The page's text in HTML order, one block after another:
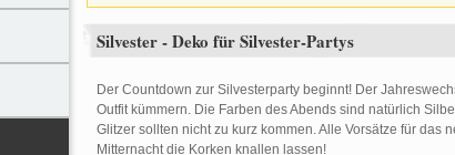
Silvester - Deko für Silvester-Partys
Der Countdown zur Silvesterparty beginnt! Der
Outfit kümmern. Die Farben des Abends sind natürlich
Glitzer sollten nicht zu kurz kommen. Alle Vorsätze für das
Mitternacht die Korken knallen lassen!